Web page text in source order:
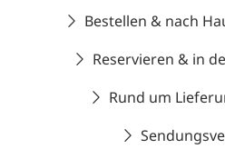
Bestellen & nach
Reservieren & in
Rund um